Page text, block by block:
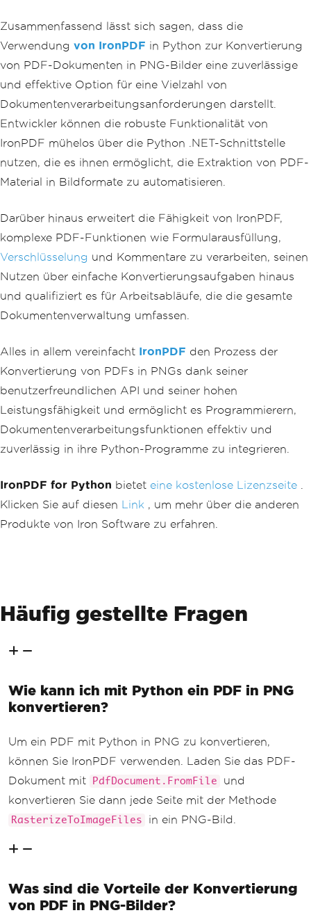
Zusammenfassend lässt sich sagen, dass die
Verwendung von IronPDF in Python zur Konvertierung
von PDF-Dokumenten in PNG-Bilder eine zuverlässige
und effektive Option für eine Vielzahl von
Dokumentenverarbeitungsanforderungen darstellt.
Entwickler können die robuste Funktionalität von
IronPDF mühelos über die Python .NET-Schnittstelle
nutzen, die es ihnen ermöglicht, die Extraktion von PDF-
Material in Bildformate zu automatisieren.
Darüber hinaus erweitert die Fähigkeit von IronPDF,
komplexe PDF-Funktionen wie Formularausfüllung,
Verschlüsselung und Kommentare zu verarbeiten, seinen
Nutzen über einfache Konvertierungsaufgaben hinaus
und qualifiziert es für Arbeitsabläufe, die die gesamte
Dokumentenverwaltung umfassen.
Alles in allem vereinfacht IronPDF den Prozess der
Konvertierung von PDFs in PNGs dank seiner
benutzerfreundlichen API und seiner hohen
Leistungsfähigkeit und ermöglicht es Programmierern,
Dokumentenverarbeitungsfunktionen effektiv und
zuverlässig in ihre Python-Programme zu integrieren.
IronPDF for Python bietet eine kostenlose Lizenzseite
Klicken Sie auf diesen Link , um mehr über die anderen
Produkte von Iron Software zu erfahren.
Häufig gestellte Fragen
Wie kann ich mit Python ein PDF in PNG
konvertieren?
Um ein PDF mit Python in PNG zu konvertieren,
können Sie IronPDF verwenden. Laden Sie das PDF-
Dokument mit
PdfDocument.FromFile
und
konvertieren Sie dann jede Seite mit der Methode
RasterizeToImageFiles in ein PNG-Bild.
Was sind die Vorteile der Konvertierung
von PDF in PNG-Bilder?